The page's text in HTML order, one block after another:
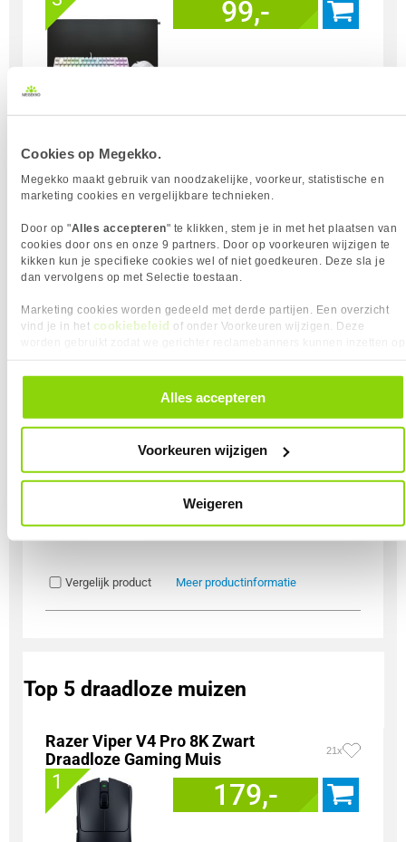
Cookies op Megekko.
Megekko maakt gebruik van noodzakelijke, voorkeur, statistische en
marketing cookies en vergelijkbare technieken.
Door op "Alles accepteren" te klikken, stem je in met het plaatsen van
cookies door ons en onze 9 partners. Door op voorkeuren wijzigen te
kikken kun je specifieke cookies wel of niet goedkeuren. Deze sla je
dan vervolgens op met Selectie toestaan.
Marketing cookies worden gedeeld met derde partijen. Een overzicht
vind je in het cookiebeleid of onder Voorkeuren wijzigen. Deze
alle cookies. Je kunt je gegeven toestemming altijd intrekken, dit doe je
door in de footer van onze website te klikken op ‘Cookievoorkeuren’
Alles accepteren
Voorkeuren wijzigen
Weigeren
99,-
Soort Bundel
Toetsenbord + Muis + Muismat
Vergelijk product Meer productinformatie
K5V2 / M68 Pro / GP5
1 dag (vrijdag)
Merk
Cherry
Gaming
Soort Bundel
Toetsenbord + Muis + Muismat
Vergelijk product Meer productinformatie
Top 5 draadloze muizen
Razer Viper V4 Pro 8K Zwart
Draadloze Gaming Muis
21x
1 179,-